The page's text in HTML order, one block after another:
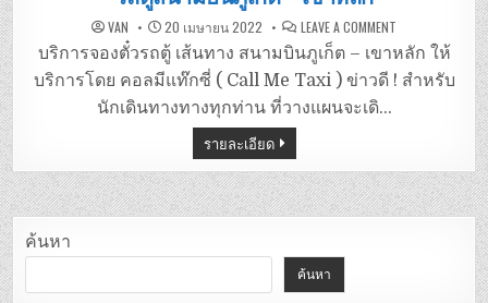
VAN 20 เมษายน 2022 LEAVE A COMMENT
ตู้
สนาม
บิน
ภูเก็ต
บริการจองตั๋วรถตู้ เส้นทาง สนามบินภูเก็ต – เขาหลัก ให้
บริการโดย คอลมีแท๊กซี่ ( Call Me Taxi ) ข่าวดี ! สำหรับ
นักเดินทางทางทุกท่าน ที่วางแผนจะเดิ…
รายละเอียด
ค้นหา
ค้นหา